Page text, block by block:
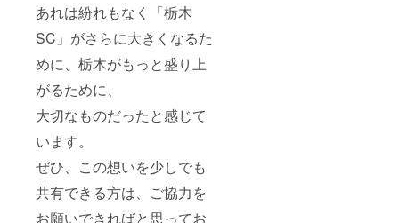
あれは紛れもなく「栃木
SC」がさらに大きくなるた
めに、栃木がもっと盛り上
がるために、
大切なものだったと感じて
います。
ぜひ、この想いを少しでも
共有できる方は、ご協力を
お願いできればと思ってお